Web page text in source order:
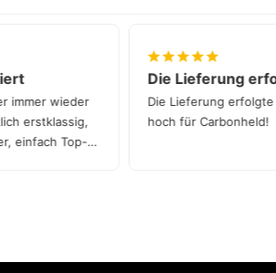
aber immer wieder
wirklich erstklassig,
einfach Top-
Die
Die Lieferung
hoch für